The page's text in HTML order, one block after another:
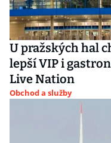
U pražských hal
lepší VIP i
Live Nation
Obchod a služby